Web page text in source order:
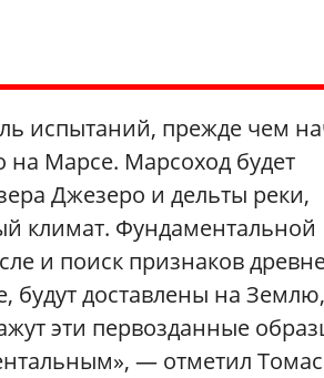
испытаний, прежде чем
на Марсе. Марсоход будет
Джезеро и дельты реки,
климат. Фундаментальной
и поиск признаков
доставлены на
эти первозданные
— отметил Томас